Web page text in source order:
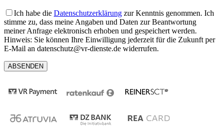
Ich habe die Datenschutzerklärung zur Kenntnis genommen. Ich
stimme zu, dass meine Angaben und Daten zur Beantwortung
meiner Anfrage elektronisch erhoben und gespeichert werden.
Hinweis: Sie können Ihre Einwilligung jederzeit für die Zukunft per
E-Mail an datenschutz@vr-dienste.de widerrufen.